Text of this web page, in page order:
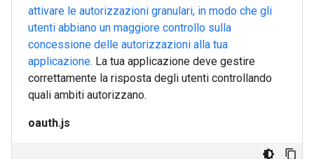
attivare le autorizzazioni granulari, in modo che gli
utenti abbiano un maggiore controllo sulla
concessione delle autorizzazioni alla tua
applicazione. La tua applicazione deve gestire
correttamente la risposta degli utenti controllando
quali ambiti autorizzano.
oauth.js